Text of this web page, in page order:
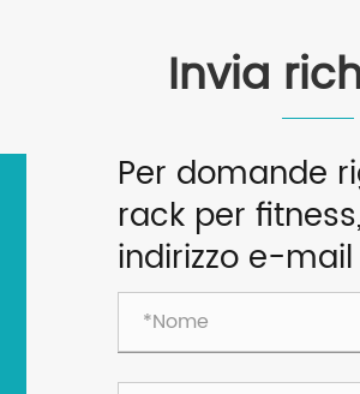
Invia
Per domande
rack per
indirizzo e-